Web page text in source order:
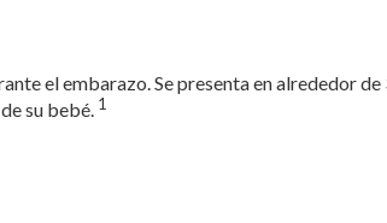
el embarazo. Se presenta en alrededor
su bebé. 1